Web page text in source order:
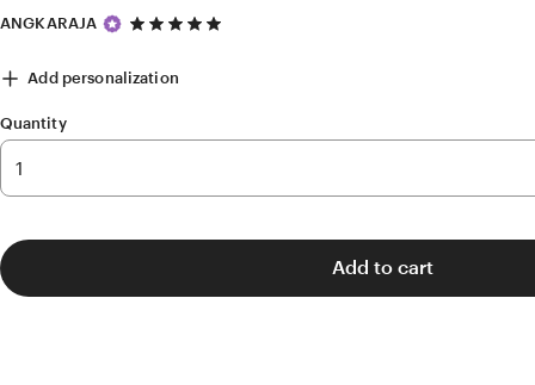
ANGKARAJA
5
5
Add personalization
Quantity
Add to cart